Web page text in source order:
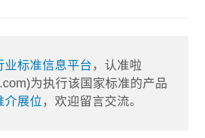
业标准信息平台 ，认准啦
为执行该国家标准的产品
介展位 ，欢迎留言交流。